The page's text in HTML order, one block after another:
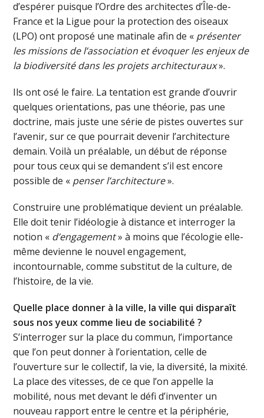
d’espérer puisque l’Ordre des architectes d’Île-de-
France et la Ligue pour la protection des oiseaux
(LPO) ont proposé une matinale afin de « présenter
les missions de l’association et évoquer les enjeux de
la biodiversité dans les projets architecturaux».
Ils ont osé le faire. La tentation est grande d’ouvrir
quelques orientations, pas une théorie, pas une
doctrine, mais juste une série de pistes ouvertes sur
l’avenir, sur ce que pourrait devenir l’architecture
demain. Voilà un préalable, un début de réponse
pour tous ceux qui se demandent s’il est encore
possible de « penser l’architecture».
Construire une problématique devient un préalable.
Elle doit tenir l’idéologie à distance et interroger la
notion « d’engagement» à moins que l’écologie elle-
même devienne le nouvel engagement,
incontournable, comme substitut de la culture, de
l’histoire, de la vie.
Quelle place donner à la ville, la ville qui disparaît
sous nos yeux comme lieu de sociabilité ?
S’interroger sur la place du commun, l’importance
que l’on peut donner à l’orientation, celle de
l’ouverture sur le collectif, la vie, la diversité, la mixité.
La place des vitesses, de ce que l’on appelle la
mobilité, nous met devant le défi d’inventer un
nouveau rapport entre le centre et la périphérie,